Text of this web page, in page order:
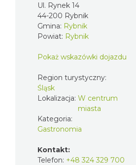
Ul. Rynek 14
44-200 Rybnik
Gmina: Rybnik
Powiat: Rybnik
Pokaż wskazówki dojazdu
Region turystyczny:
Śląsk
Lokalizacja: W centrum
miasta
Kategoria:
Gastronomia
Kontakt:
Telefon: +48 324 329 700